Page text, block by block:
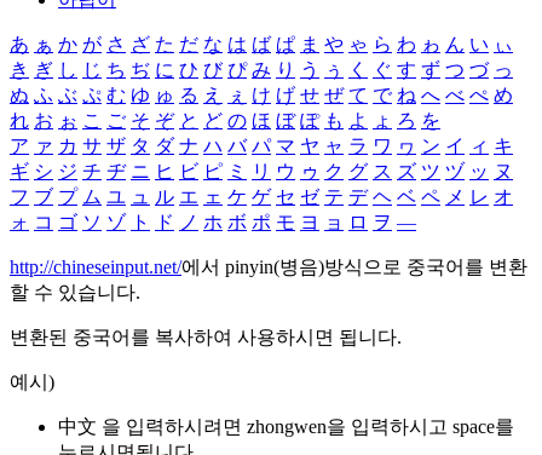
あ ぁ か が さ ざ た だ な は ば ぱ ま や ゃ ら わ ゎ ん い ぃ
き ぎ し じ ち ぢ に ひ び ぴ み り う ぅ く ぐ す ず つ づ っ
ぬ ふ ぶ ぷ む ゆ ゅ る え ぇ け げ せ ぜ て で ね へ べ ぺ め
れ お ぉ こ ご そ ぞ と ど の ほ ぼ ぽ も よ ょ ろ を
ア ァ カ サ ザ タ ダ ナ ハ バ パ マ ヤ ャ ラ ワ ヮ ン イ ィ キ
ギ シ ジ チ ヂ ニ ヒ ビ ピ ミ リ ウ ゥ ク グ ス ズ ツ ヅ ッ ヌ
フ ブ プ ム ユ ュ ル エ ェ ケ ゲ セ ゼ テ デ ヘ ベ ペ メ レ オ
ォ コ ゴ ソ ゾ ト ド ノ ホ ボ ポ モ ヨ ョ ロ ヲ ―
http://chineseinput.net/에서 pinyin(병음)방식으로 중국어를 변환
할 수 있습니다.
변환된 중국어를 복사하여 사용하시면 됩니다.
예시)
中文 을 입력하시려면 zhongwen을 입력하시고 space를